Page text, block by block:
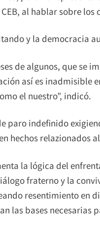
al hablar sobre los
y la democracia
de algunos, que se
así es inadmisible
el nuestro”, indicó.
paro indefinido
hechos relazionados
la lógica del
fraterno y la
resentimiento en
las bases necesarias